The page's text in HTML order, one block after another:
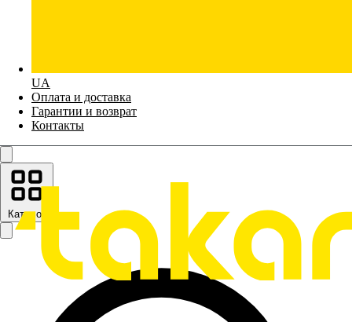
UA
Оплата и доставка
Гарантии и возврат
Контакты
Каталог